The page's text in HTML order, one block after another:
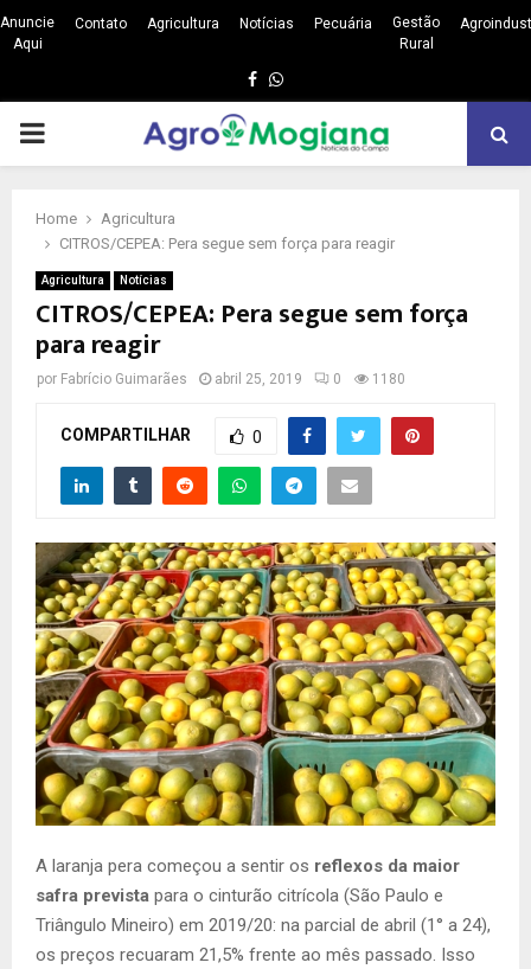
Anuncie
Aqui
Contato Agricultura Notícias Pecuária
Gestão
Rural
Facebook
Whatsapp
PRIMARY
Home
Agricultura
CITROS/CEPEA: Pera segue sem força para reagir
Agricultura Notícias
CITROS/CEPEA: Pera segue sem força
para reagir
por Fabrício Guimarães abril 25, 2019 0 1180
COMPARTILHAR 0
A laranja pera começou a sentir os reflexos da maior
safra prevista para o cinturão citrícola (São Paulo e
Triângulo Mineiro) em 2019/20: na parcial de abril (1° a 24),
os preços recuaram 21,5% frente ao mês passado. Isso